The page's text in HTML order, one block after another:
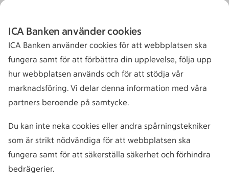
ICA Banken använder cookies
ICA Banken använder cookies för att webbplatsen ska
fungera samt för att förbättra din upplevelse, följa upp
hur webbplatsen används och för att stödja vår
marknadsföring. Vi delar denna information med våra
partners beroende på samtycke.
Du kan inte neka cookies eller andra spårningstekniker
som är strikt nödvändiga för att webbplatsen ska
fungera samt för att säkerställa säkerhet och förhindra
bedrägerier.